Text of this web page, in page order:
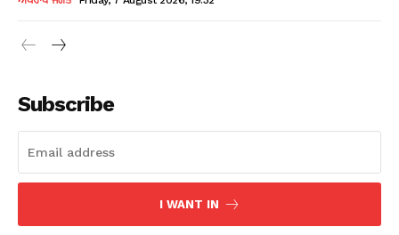
Subscribe
I WANT IN